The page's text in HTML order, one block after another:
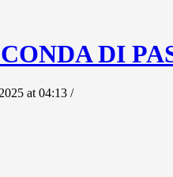
DI
at 04:13 /